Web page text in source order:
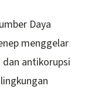
Daya
menggelar
antikorupsi